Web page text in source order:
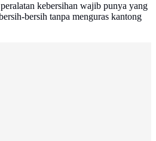
kebersihan wajib punya yang
bersih tanpa menguras kantong